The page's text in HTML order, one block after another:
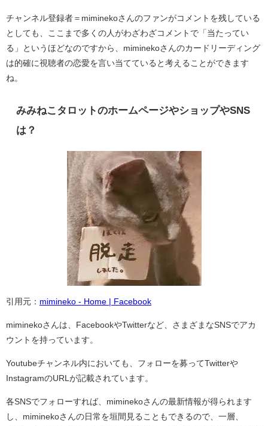
チャンネル登録者＝miminekoさんのファンがコメントを残している
としても、ここまで多くの人がわざわざコメントで「当たってい
る」というほどなのですから、miminekoさんのカードリーディング
は的確に視聴者の恋愛を言い当てていると考えることができます
ね。
みみねこタロットのホームページやショップやSNS
は？
引用元： mimineko - Home | Facebook
miminekoさんは、FacebookやTwitterなど、さまざまなSNSでアカ
ウントを持っています。
Youtubeチャンネル内においても、フォローを募ってTwitterや
InstagramのURLが記載されています。
各SNSでフォローすれば、miminekoさんの最新情報が得られます
し、miminekoさんの日常を垣間見ることもできるので、一層、